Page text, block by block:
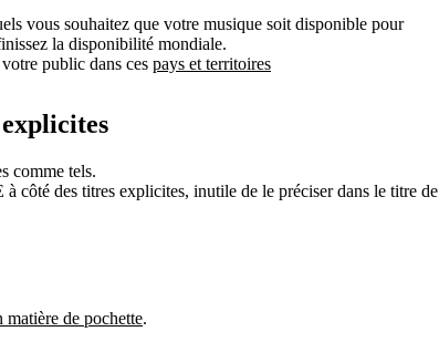
vous souhaitez que votre musique soit disponible pour
la disponibilité mondiale.
public dans ces pays et territoires
comme tels.
côté des titres explicites, inutile de le préciser dans le titre de
matière de pochette.